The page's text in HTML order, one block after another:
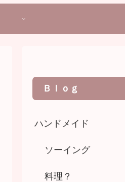
Ｂｌｏｇ
ハンドメイド
ソーイング
料理？